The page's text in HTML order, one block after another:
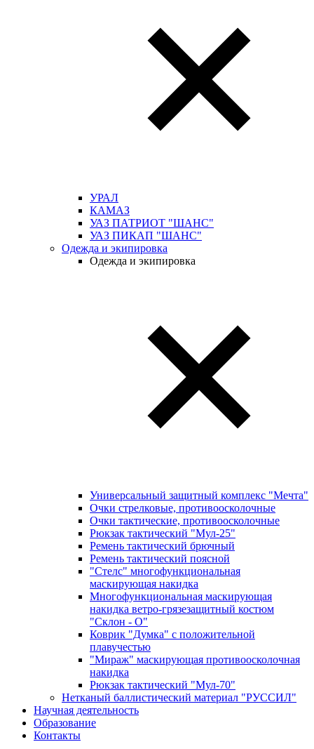
УРАЛ
КАМАЗ
УАЗ ПАТРИОТ "ШАНС"
УАЗ ПИКАП "ШАНС"
Одежда и экипировка
Одежда и экипировка
Универсальный защитный комплекс "Мечта"
Очки стрелковые, противоосколочные
Очки тактические, противоосколочные
Рюкзак тактический "Мул-25"
Ремень тактический брючный
Ремень тактический поясной
"Стелс" многофункциональная
маскирующая накидка
Многофункциональная маскирующая
накидка ветро-грязезащитный костюм
"Склон - О"
Коврик "Думка" с положительной
плавучестью
"Мираж" маскирующая противоосколочная
накидка
Рюкзак тактический "Мул-70"
Нетканый баллистический материал "РУССИЛ"
Научная деятельность
Образование
Контакты